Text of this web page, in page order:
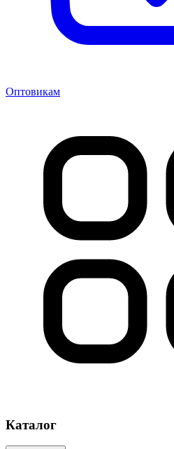
Оптовикам
Каталог